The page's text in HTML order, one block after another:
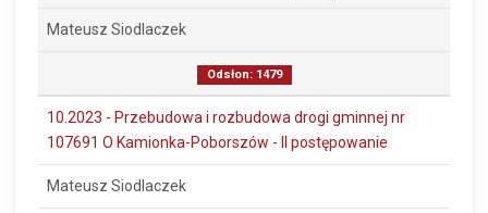
Mateusz Siodlaczek
Odsłon: 1479
10.2023 - Przebudowa i rozbudowa drogi gminnej nr
107691 O Kamionka-Poborszów - II postępowanie
Mateusz Siodlaczek